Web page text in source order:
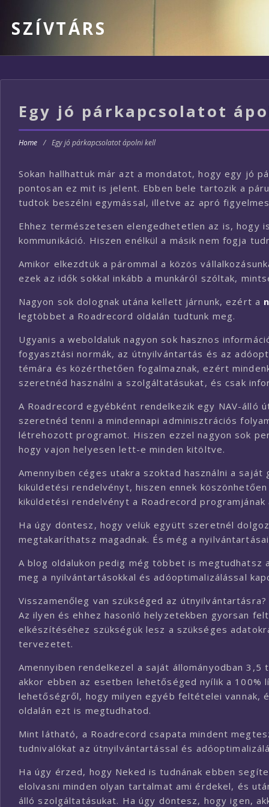
SZÍVTÁRS
Egy jó párkapcsolatot
Home / Egy jó párkapcsolatot ápolni kell
Sokan hallhattuk már azt a mondatot, hogy egy jó
pontosan ez mit is jelent. Ebben bele tartozik a
tudtok beszélni egymással, illetve az apró
Ehhez természetesen elengedhetetlen az is, hogy
kommunikáció. Hiszen enélkül a másik nem fogja
Amikor elkezdtük a párommal a közös
ezek az idők sokkal inkább a munkáról szóltak,
Nagyon sok dolognak utána kellett járnunk, ezért a
legtöbbet a Roadrecord oldalán tudtunk meg.
Ugyanis a weboldaluk nagyon sok hasznos
fogyasztási normák, az útnyilvántartás és az
témára és közérthetően fogalmaznak, ezért
szeretnéd használni a szolgáltatásukat, és csak
A Roadrecord egyébként rendelkezik egy NAV-álló
szeretnéd tenni a mindennapi adminisztrációs
létrehozott programot. Hiszen ezzel nagyon sok
hogy vajon helyesen lett-e minden kitöltve.
Amennyiben céges utakra szoktad használni a
kiküldetési rendelvényt, hiszen ennek
kiküldetési rendelvényt a Roadrecord
Ha úgy döntesz, hogy velük együtt szeretnél
megtakaríthatsz magadnak. És még a
A blog oldalukon pedig még többet is
meg a nyilvántartásokkal és adóoptimalizálással
Visszamenőleg van szükséged az
Az ilyen és ehhez hasonló helyzetekben gyorsan
elkészítéséhez szükségük lesz a szükséges
tervezetet.
Amennyiben rendelkezel a saját állományodban
akkor ebben az esetben lehetőséged nyílik a
lehetőségről, hogy milyen egyéb feltételei vannak,
oldalán ezt is megtudhatod.
Mint látható, a Roadrecord csapata mindent
tudnivalókat az útnyilvántartással és
Ha úgy érzed, hogy Neked is tudnának ebben
elolvasni minden olyan tartalmat ami érdekel, és
álló szolgáltatásukat. Ha úgy döntesz, hogy igen,